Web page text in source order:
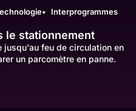
Interprogrammes
le stationnement
jusqu'au feu de circulation en
un parcomètre en panne.